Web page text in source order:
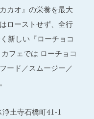
カオ』の栄養を最大
ローストせず、全行
新しい『ローチョコ
フェでは ローチョコ
ード／スムージー／
土寺石橋町41-1